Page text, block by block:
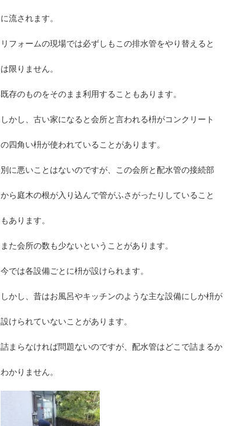
に流されます。
リフォームの現場では必ずしもこの排水管をやり替えると
は限りません。
既存のものをそのまま利用することもあります。
しかし、古い家になると会所と言われる枡がコンクリート
の四角い枡が使われていることがあります。
別に悪いことはないのですが、この会所と配水管の接続部
から庭木の根が入り込んで管がふさがったりしていること
もあります。
また会所の数も少ないということがあります。
今では各設備ごとに枡が設けられます。
しかし、昔はお風呂やキッチンのような主な設備にしか枡が
設けられていないことがあります。
詰まらなければ問題ないのですが、配水管はどこで詰まるか
わかりません。